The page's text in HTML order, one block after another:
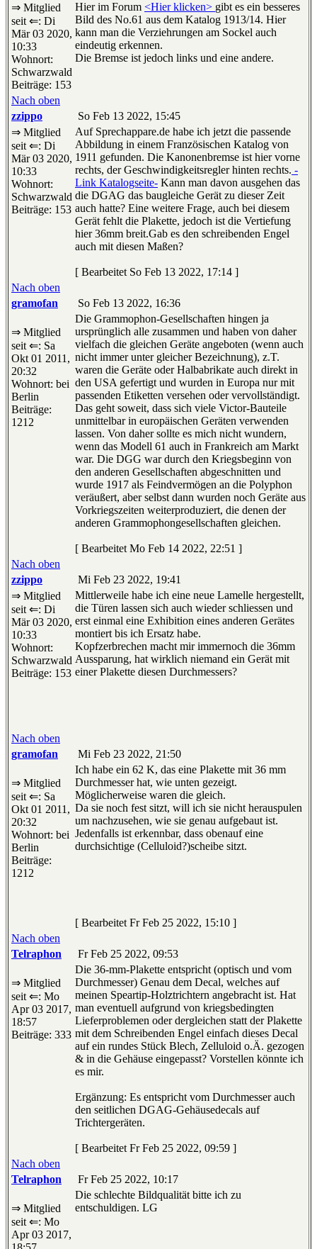
⇒ Mitglied
seit ⇐: Di
Mär 03 2020,
10:33
Wohnort:
Schwarzwald
Beiträge: 153
Hier im Forum <Hier klicken> gibt es ein besseres
Bild des No.61 aus dem Katalog 1913/14. Hier
kann man die Verziehrungen am Sockel auch
eindeutig erkennen.
Die Bremse ist jedoch links und eine andere.
Nach oben
zzippo
So Feb 13 2022, 15:45
⇒ Mitglied
seit ⇐: Di
Mär 03 2020,
10:33
Wohnort:
Schwarzwald
Beiträge: 153
Auf Sprechappare.de habe ich jetzt die passende
Abbildung in einem Französischen Katalog von
1911 gefunden. Die Kanonenbremse ist hier vorne
rechts, der Geschwindigkeitsregler hinten rechts. -
Link Katalogseite- Kann man davon ausgehen das
die DGAG das baugleiche Gerät zu dieser Zeit
auch hatte? Eine weitere Frage, auch bei diesem
Gerät fehlt die Plakette, jedoch ist die Vertiefung
hier 36mm breit.Gab es den schreibenden Engel
auch mit diesen Maßen?
[ Bearbeitet So Feb 13 2022, 17:14 ]
Nach oben
gramofan
So Feb 13 2022, 16:36
⇒ Mitglied
seit ⇐: Sa
Okt 01 2011,
20:32
Wohnort: bei
Berlin
Beiträge:
1212
Die Grammophon-Gesellschaften hingen ja
ursprünglich alle zusammen und haben von daher
vielfach die gleichen Geräte angeboten (wenn auch
nicht immer unter gleicher Bezeichnung), z.T.
waren die Geräte oder Halbabrikate auch direkt in
den USA gefertigt und wurden in Europa nur mit
passenden Etiketten versehen oder vervollständigt.
Das geht soweit, dass sich viele Victor-Bauteile
unmittelbar in europäischen Geräten verwenden
lassen. Von daher sollte es mich nicht wundern,
wenn das Modell 61 auch in Frankreich am Markt
war. Die DGG war durch den Kriegsbeginn von
den anderen Gesellschaften abgeschnitten und
wurde 1917 als Feindvermögen an die Polyphon
veräußert, aber selbst dann wurden noch Geräte aus
Vorkriegszeiten weiterproduziert, die denen der
anderen Grammophongesellschaften gleichen.
[ Bearbeitet Mo Feb 14 2022, 22:51 ]
Nach oben
zzippo
Mi Feb 23 2022, 19:41
⇒ Mitglied
seit ⇐: Di
Mär 03 2020,
10:33
Wohnort:
Schwarzwald
Beiträge: 153
Mittlerweile habe ich eine neue Lamelle hergestellt,
die Türen lassen sich auch wieder schliessen und
erst einmal eine Exhibition eines anderen Gerätes
montiert bis ich Ersatz habe.
Kopfzerbrechen macht mir immernoch die 36mm
Aussparung, hat wirklich niemand ein Gerät mit
einer Plakette diesen Durchmessers?
Nach oben
gramofan
Mi Feb 23 2022, 21:50
⇒ Mitglied
seit ⇐: Sa
Okt 01 2011,
20:32
Wohnort: bei
Berlin
Beiträge:
1212
Ich habe ein 62 K, das eine Plakette mit 36 mm
Durchmesser hat, wie unten gezeigt.
Möglicherweise waren die gleich.
Da sie noch fest sitzt, will ich sie nicht herauspulen
um nachzusehen, wie sie genau aufgebaut ist.
Jedenfalls ist erkennbar, dass obenauf eine
durchsichtige (Celluloid?)scheibe sitzt.
[ Bearbeitet Fr Feb 25 2022, 15:10 ]
Nach oben
Telraphon
Fr Feb 25 2022, 09:53
⇒ Mitglied
seit ⇐: Mo
Apr 03 2017,
18:57
Beiträge: 333
Die 36-mm-Plakette entspricht (optisch und vom
Durchmesser) Genau dem Decal, welches auf
meinen Speartip-Holztrichtern angebracht ist. Hat
man eventuell aufgrund von kriegsbedingten
Lieferproblemen oder dergleichen statt der Plakette
mit dem Schreibenden Engel einfach dieses Decal
auf ein rundes Stück Blech, Zelluloid o.Ä. gezogen
& in die Gehäuse eingepasst? Vorstellen könnte ich
es mir.
Ergänzung: Es entspricht vom Durchmesser auch
den seitlichen DGAG-Gehäusedecals auf
Trichtergeräten.
[ Bearbeitet Fr Feb 25 2022, 09:59 ]
Nach oben
Telraphon
Fr Feb 25 2022, 10:17
⇒ Mitglied
seit ⇐: Mo
Apr 03 2017,
Die schlechte Bildqualität bitte ich zu
entschuldigen. LG